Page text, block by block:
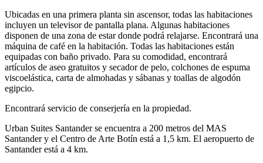
Ubicadas en una primera planta sin ascensor, todas las habitaciones
incluyen un televisor de pantalla plana. Algunas habitaciones
disponen de una zona de estar donde podrá relajarse. Encontrará una
máquina de café en la habitación. Todas las habitaciones están
equipadas con baño privado. Para su comodidad, encontrará
artículos de aseo gratuitos y secador de pelo, colchones de espuma
viscoelástica, carta de almohadas y sábanas y toallas de algodón
egipcio.
Encontrará servicio de conserjería en la propiedad.
Urban Suites Santander se encuentra a 200 metros del MAS
Santander y el Centro de Arte Botín está a 1,5 km. El aeropuerto de
Santander está a 4 km.